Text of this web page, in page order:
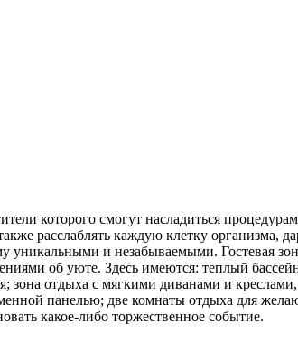
которого смогут насладиться
расслаблять каждую клетку
уникальными и незабываемыми. Гостевая
об уюте. Здесь имеются: теплый
отдыха с мягкими диванами и
панелью; две комнаты отдыха для
какое-либо торжественное событие.